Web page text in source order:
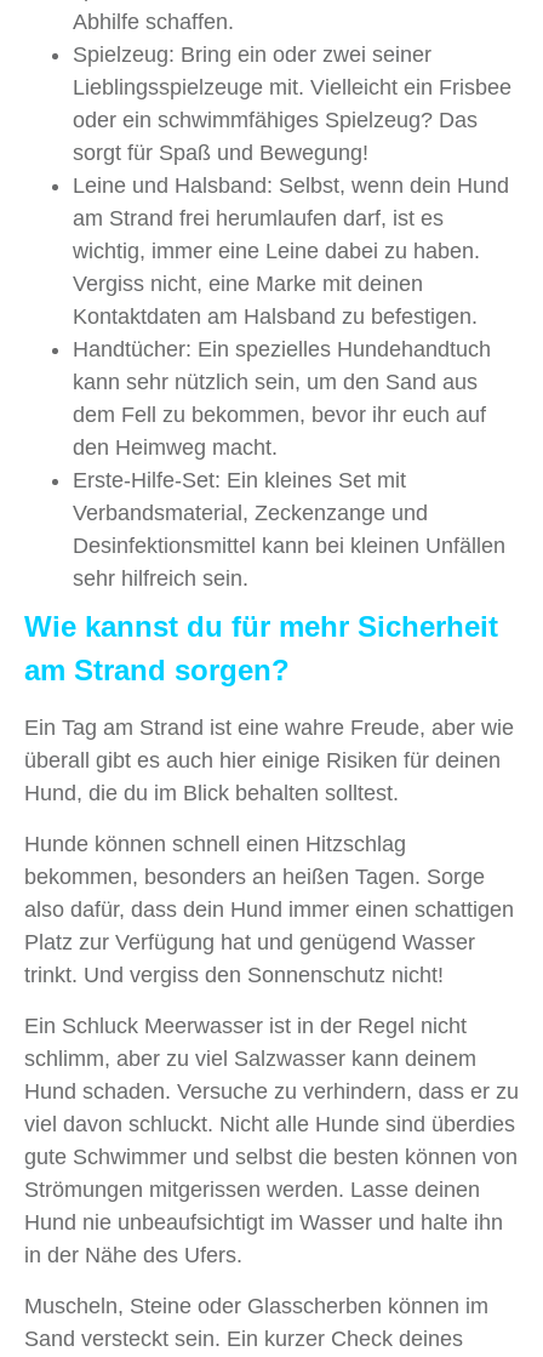
Abhilfe schaffen.
Spielzeug: Bring ein oder zwei seiner
Lieblingsspielzeuge mit. Vielleicht ein Frisbee
oder ein schwimmfähiges Spielzeug? Das
sorgt für Spaß und Bewegung!
Leine und Halsband: Selbst, wenn dein Hund
am Strand frei herumlaufen darf, ist es
wichtig, immer eine Leine dabei zu haben.
Vergiss nicht, eine Marke mit deinen
Kontaktdaten am Halsband zu befestigen.
Handtücher: Ein spezielles Hundehandtuch
kann sehr nützlich sein, um den Sand aus
dem Fell zu bekommen, bevor ihr euch auf
den Heimweg macht.
Erste-Hilfe-Set: Ein kleines Set mit
Verbandsmaterial, Zeckenzange und
Desinfektionsmittel kann bei kleinen Unfällen
sehr hilfreich sein.
Wie kannst du für mehr Sicherheit
am Strand sorgen?
Ein Tag am Strand ist eine wahre Freude, aber wie
überall gibt es auch hier einige Risiken für deinen
Hund, die du im Blick behalten solltest.
Hunde können schnell einen Hitzschlag
bekommen, besonders an heißen Tagen. Sorge
also dafür, dass dein Hund immer einen schattigen
Platz zur Verfügung hat und genügend Wasser
trinkt. Und vergiss den Sonnenschutz nicht!
Ein Schluck Meerwasser ist in der Regel nicht
schlimm, aber zu viel Salzwasser kann deinem
Hund schaden. Versuche zu verhindern, dass er zu
viel davon schluckt. Nicht alle Hunde sind überdies
gute Schwimmer und selbst die besten können von
Strömungen mitgerissen werden. Lasse deinen
Hund nie unbeaufsichtigt im Wasser und halte ihn
in der Nähe des Ufers.
Muscheln, Steine oder Glasscherben können im
Sand versteckt sein. Ein kurzer Check deines